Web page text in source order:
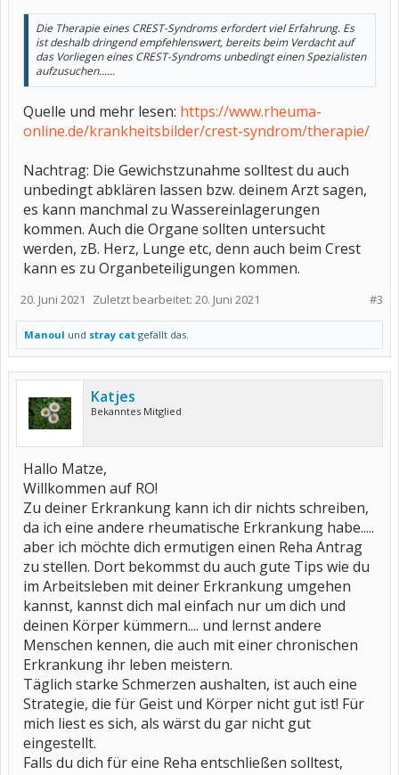
Die Therapie eines CREST-Syndroms erfordert viel Erfahrung. Es
ist deshalb dringend empfehlenswert, bereits beim Verdacht auf
das Vorliegen eines CREST-Syndroms unbedingt einen Spezialisten
aufzusuchen......
Quelle und mehr lesen: https://www.rheuma-
online.de/krankheitsbilder/crest-syndrom/therapie/
Nachtrag: Die Gewichstzunahme solltest du auch
unbedingt abklären lassen bzw. deinem Arzt sagen,
es kann manchmal zu Wassereinlagerungen
kommen. Auch die Organe sollten untersucht
werden, zB. Herz, Lunge etc, denn auch beim Crest
kann es zu Organbeteiligungen kommen.
#3
20. Juni 2021 Zuletzt bearbeitet: 20. Juni 2021
Manoul und stray cat gefällt das.
Katjes
Bekanntes Mitglied
Hallo Matze,
Willkommen auf RO!
Zu deiner Erkrankung kann ich dir nichts schreiben,
da ich eine andere rheumatische Erkrankung habe.....
aber ich möchte dich ermutigen einen Reha Antrag
zu stellen. Dort bekommst du auch gute Tips wie du
im Arbeitsleben mit deiner Erkrankung umgehen
kannst, kannst dich mal einfach nur um dich und
deinen Körper kümmern.... und lernst andere
Menschen kennen, die auch mit einer chronischen
Erkrankung ihr leben meistern.
Täglich starke Schmerzen aushalten, ist auch eine
Strategie, die für Geist und Körper nicht gut ist! Für
mich liest es sich, als wärst du gar nicht gut
eingestellt.
Falls du dich für eine Reha entschließen solltest,